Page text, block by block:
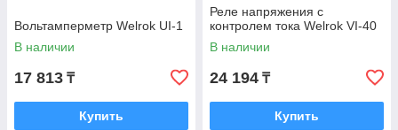
Вольтамперметр Welrok UI-1
В наличии
17 813 ₸
Купить
Реле напряжения с
контролем тока Welrok VI-40
В наличии
24 194 ₸
Купить